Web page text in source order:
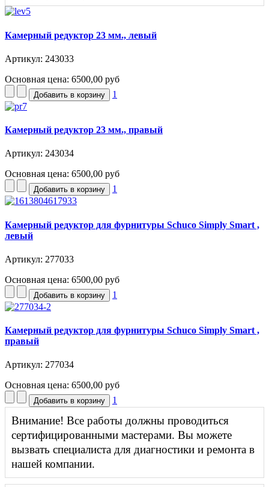
Камерный редуктор 23 мм., левый
Артикул: 243033
Основная цена: 6500,00 руб
1
Камерный редуктор 23 мм., правый
Артикул: 243034
Основная цена: 6500,00 руб
1
Камерный редуктор для фурнитуры Schuco Simply Smart ,
левый
Артикул: 277033
Основная цена: 6500,00 руб
1
Камерный редуктор для фурнитуры Schuco Simply Smart ,
правый
Артикул: 277034
Основная цена: 6500,00 руб
1
Внимание! Все работы должны проводиться
сертифицированными мастерами. Вы можете
вызвать специалиста для диагностики и ремонта в
нашей компании.